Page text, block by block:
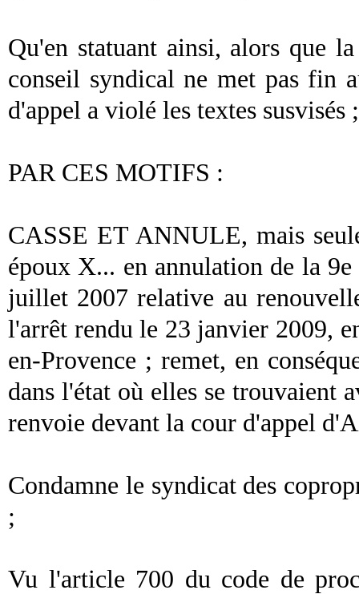
Qu'en statuant ainsi, alors que
conseil syndicalne met pas fin
d'appel a violé les textes susvisés ;
PAR CES MOTIFS :
CASSE ET ANNULE, mais
époux X... en annulation de la
juillet 2007 relative au
l'arrêt rendu le 23 janvier 2009,
en-Provence ; remet, en
dans l'état où elles se trouvaient
renvoie devant la cour d'appel
Condamne le syndicat des
;
Vu l'article 700 du code de